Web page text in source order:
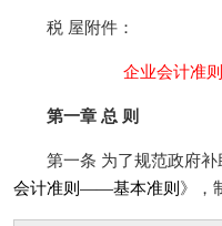
税 屋附件：
企业会计准
第一章 总 则
第一条 为了规范政府补
会计准则——基本准则 》，